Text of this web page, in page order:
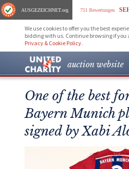
AUSGEZEICHNET.org 751 Bewertungen
We use cookies to offer you the best
bidding with us. Continue browsing if you
Privacy & Cookie Policy.
auction website
One of the best
Bayern Munich
signed by Xabi